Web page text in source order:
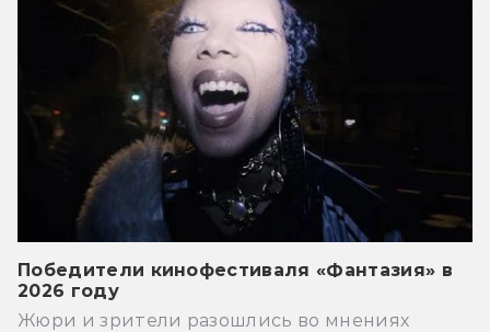
Победители кинофестиваля «Фантазия» в
2026 году
Жюри и зрители разошлись во мнениях